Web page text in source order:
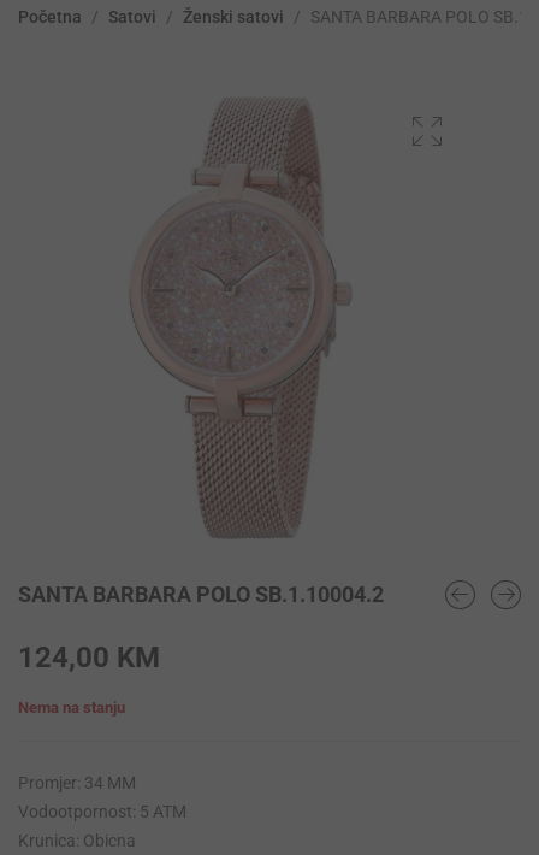
Početna / Satovi / Ženski satovi / SANTA BARBARA POLO
SANTA BARBARA POLO SB.1.10004.2
124,00 KM
Nema na stanju
Promjer: 34 MM
Vodootpornost: 5 ATM
Krunica: Obicna